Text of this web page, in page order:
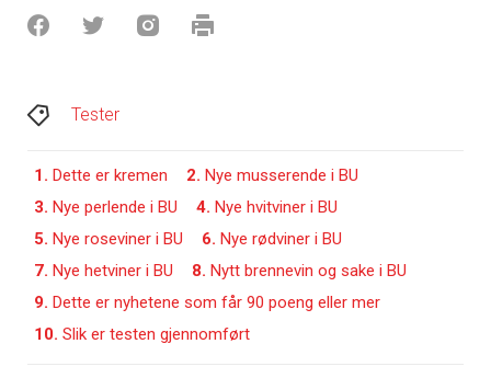
Tester
1. Dette er kremen 2. Nye musserende i BU
3. Nye perlende i BU 4. Nye hvitviner i BU
5. Nye roseviner i BU 6. Nye rødviner i BU
7. Nye hetviner i BU 8. Nytt brennevin og sake i BU
9. Dette er nyhetene som får 90 poeng eller mer
10. Slik er testen gjennomført